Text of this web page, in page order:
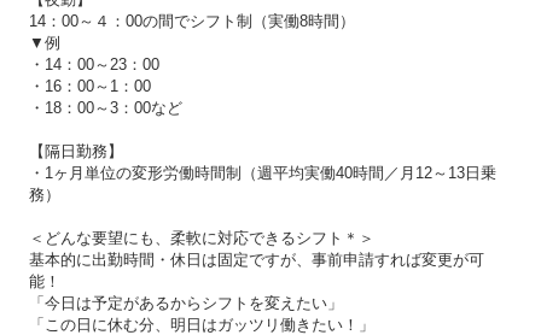
14：00～４：00の間でシフト制（実働8時間）
▼例
・14：00～23：00
・16：00～1：00
・18：00～3：00など
【隔日勤務】
・1ヶ月単位の変形労働時間制（週平均実働40時間／月12～13日乗
務）
＜どんな要望にも、柔軟に対応できるシフト＊＞
基本的に出勤時間・休日は固定ですが、事前申請すれば変更が可
能！
「今日は予定があるからシフトを変えたい」
「この日に休む分、明日はガッツリ働きたい！」